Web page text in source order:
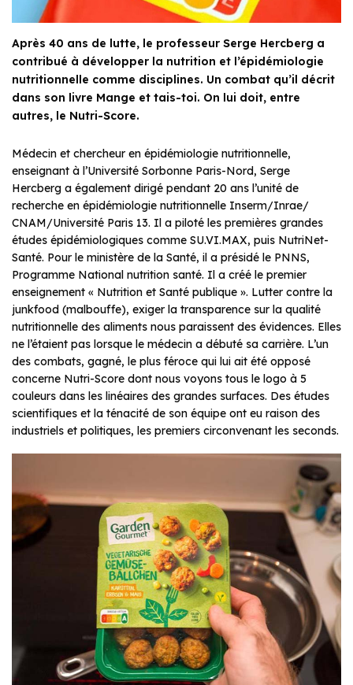
Après 40 ans de lutte, le professeur Serge Hercberg a
contribué à développer la nutrition et l’épidémiologie
nutritionnelle comme disciplines. Un combat qu’il décrit
dans son livre Mange et tais-toi. On lui doit, entre
autres, le Nutri-Score.
Médecin et chercheur en épidémiologie nutritionnelle,
enseignant à l’Université Sorbonne Paris-Nord, Serge
Hercberg a également dirigé pendant 20 ans l’unité de
recherche en épidémiologie nutritionnelle Inserm/Inrae/
CNAM/Université Paris 13. Il a piloté les premières grandes
études épidémiologiques comme SU.VI.MAX, puis NutriNet-
Santé. Pour le ministère de la Santé, il a présidé le PNNS,
Programme National nutrition santé. Il a créé le premier
enseignement « Nutrition et Santé publique ». Lutter contre la
junkfood (malbouffe), exiger la transparence sur la qualité
nutritionnelle des aliments nous paraissent des évidences. Elles
ne l’étaient pas lorsque le médecin a débuté sa carrière. L’un
des combats, gagné, le plus féroce qui lui ait été opposé
concerne Nutri-Score dont nous voyons tous le logo à 5
couleurs dans les linéaires des grandes surfaces. Des études
scientifiques et la ténacité de son équipe ont eu raison des
industriels et politiques, les premiers circonvenant les seconds.